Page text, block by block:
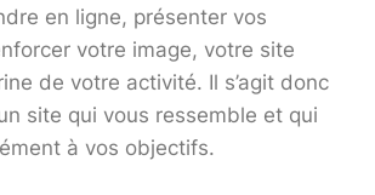
en ligne, présenter vos
votre image, votre site
de votre activité. Il s’agit donc
site qui vous ressemble et qui
à vos objectifs.